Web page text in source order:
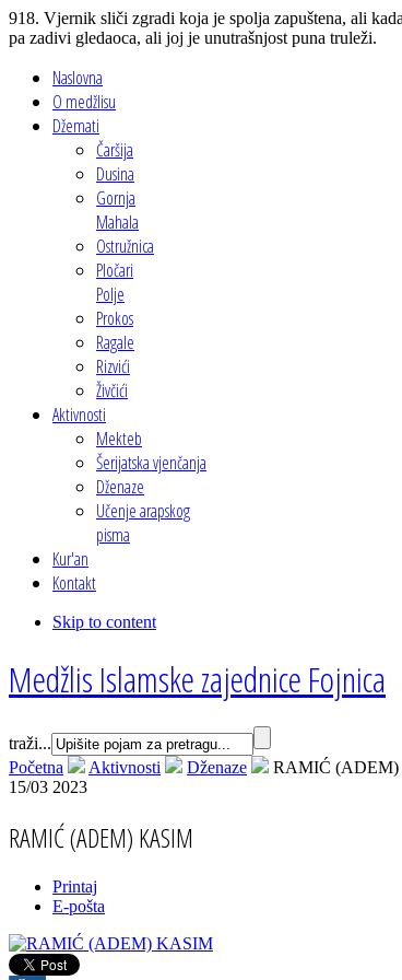
918. Vjernik sliči zgradi koja je spolja zapuštena, ali
pa zadivi gledaoca, ali joj je unutrašnjost puna truleži.
Naslovna
O medžlisu
Džemati
Čaršija
Dusina
Gornja
Mahala
Ostružnica
Pločari
Polje
Prokos
Ragale
Rizvići
Živčići
Aktivnosti
Mekteb
Šerijatska vjenčanja
Dženaze
Učenje arapskog
pisma
Kur'an
Kontakt
Skip to content
Medžlis Islamske zajednice Fojnica
traži...
Početna
Aktivnosti Dženaze
RAMIĆ
15/03 2023
RAMIĆ (ADEM) KASIM
Printaj
E-pošta